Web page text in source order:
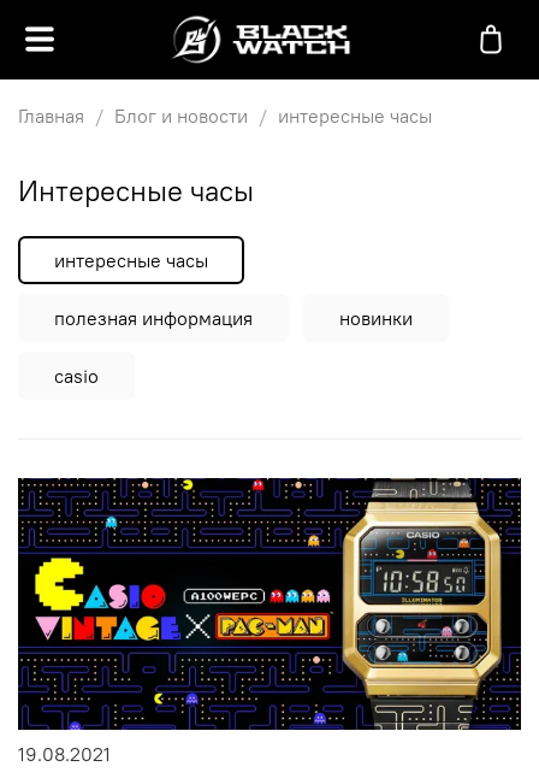
Главная Блог и новости интересные часы
интересные часы
интересные часы
полезная информация новинки
casio
19.08.2021